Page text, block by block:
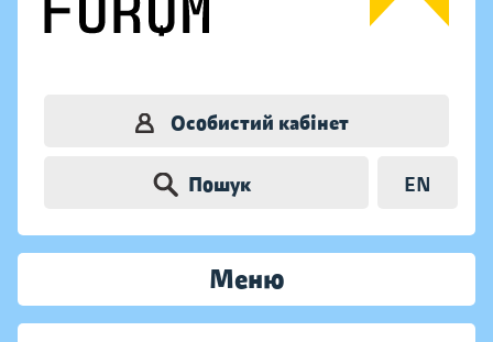
Особистий кабінет
Пошук EN
Меню